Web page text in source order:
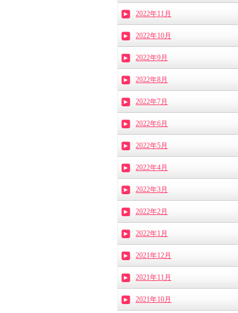
2022年11月
2022年10月
2022年9月
2022年8月
2022年7月
2022年6月
2022年5月
2022年4月
2022年3月
2022年2月
2022年1月
2021年12月
2021年11月
2021年10月